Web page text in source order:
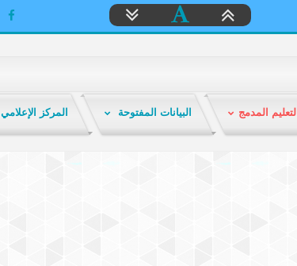
التعليم المدمج البيانات المفتوحة المركز الإعلامي